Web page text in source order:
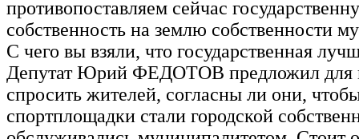
противопоставляем сейчас
собственность на землю собственности
С чего вы взяли, что государственная
Депутат Юрий ФЕДОТОВ предложил для
спросить жителей, согласны ли они,
спортплощадки стали городской